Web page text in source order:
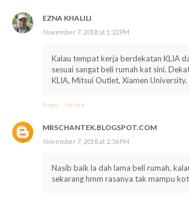
EZNA KHALILI
November 7, 2018 at 1:22 PM
Kalau tempat kerja berdekatan KLIA
sesuai sangat beli rumah kat sini.
KLIA, Mitsui Outlet, Xiamen University.
Reply Delete
MRSCHANTEK.BLOGSPOT.COM
November 7, 2018 at 2:56 PM
Nasib baik la dah lama beli rumah,
sekarang hmm rasanya tak mampu